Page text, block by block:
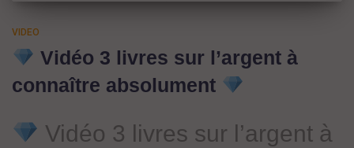
VIDEO
Vidéo 3 livres sur l’argent à
connaître absolument
Vidéo 3 livres sur l’argent à